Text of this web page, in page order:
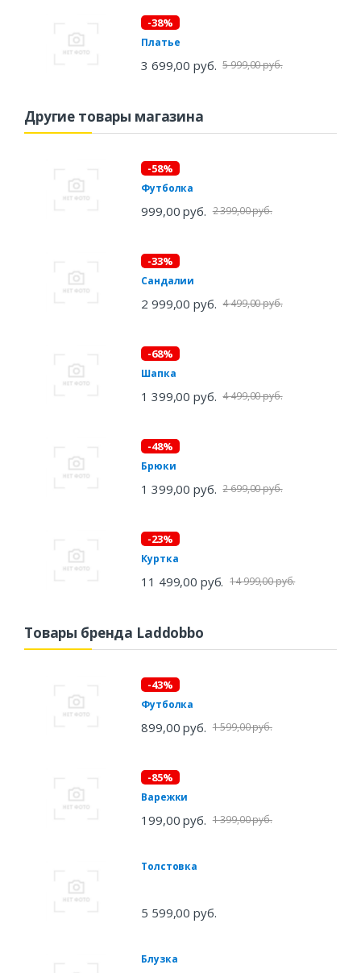
-38%
Платье
3 699,00 руб. 5 999,00 руб.
Другие товары магазина
-58%
Футболка
999,00 руб. 2 399,00 руб.
-33%
Сандалии
2 999,00 руб. 4 499,00 руб.
-68%
Шапка
1 399,00 руб. 4 499,00 руб.
-48%
Брюки
1 399,00 руб. 2 699,00 руб.
-23%
Куртка
11 499,00 руб. 14 999,00 руб.
Товары бренда Laddobbo
-43%
Футболка
899,00 руб. 1 599,00 руб.
-85%
Варежки
199,00 руб. 1 399,00 руб.
Толстовка
5 599,00 руб.
Блузка